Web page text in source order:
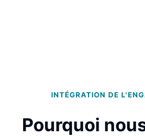
INTÉGRATION DE
Pourquoi